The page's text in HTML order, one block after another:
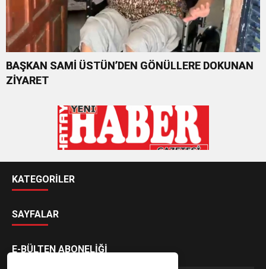
BAŞKAN SAMİ ÜSTÜN’DEN GÖNÜLLERE DOKUNAN
ZİYARET
KATEGORİLER
SAYFALAR
E-BÜLTEN ABONELİĞİ